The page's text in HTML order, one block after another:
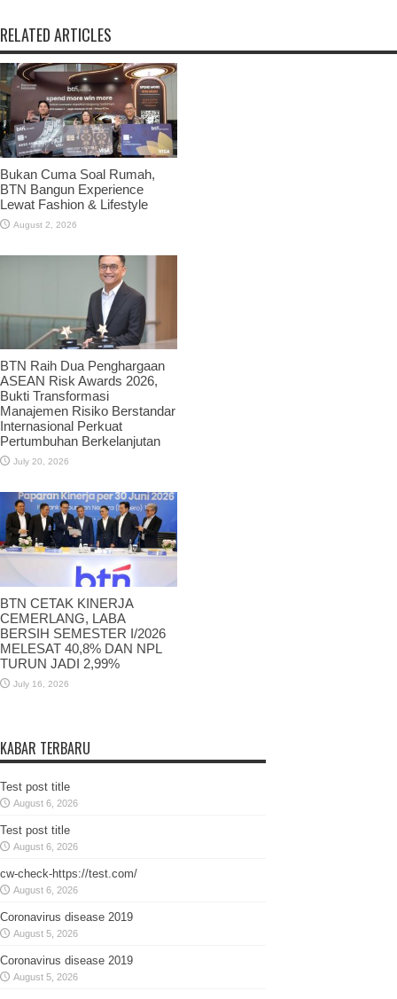
RELATED ARTICLES
Bukan Cuma Soal Rumah,
BTN Bangun Experience
Lewat Fashion & Lifestyle
August 2, 2026
BTN Raih Dua Penghargaan
ASEAN Risk Awards 2026,
Bukti Transformasi
Manajemen Risiko Berstandar
Internasional Perkuat
Pertumbuhan Berkelanjutan
July 20, 2026
BTN CETAK KINERJA
CEMERLANG, LABA
BERSIH SEMESTER I/2026
MELESAT 40,8% DAN NPL
TURUN JADI 2,99%
July 16, 2026
KABAR TERBARU
Test post title
August 6, 2026
Test post title
August 6, 2026
cw-check-https://test.com/
August 6, 2026
Coronavirus disease 2019
August 5, 2026
Coronavirus disease 2019
August 5, 2026